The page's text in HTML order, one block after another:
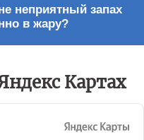
неприятный запах
в жару?
Картах